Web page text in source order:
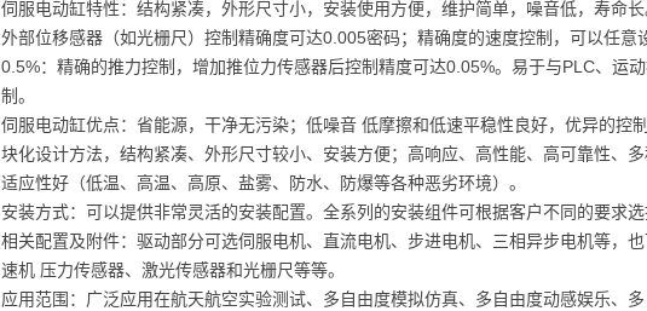
伺服电动缸特性：结构紧凑，外形尺寸小，安装使用方便，维护简单，噪音低，寿命
外部位移感器（如光栅尺）控制精确度可达0.005密码；精确度的速度控制，可以任
0.5%：精确的推力控制，增加推位力传感器后控制精度可达0.05%。易于与PLC、运
制。
伺服电动缸优点：省能源，干净无污染；低噪音 低摩擦和低速平稳性良好，优异的控
块化设计方法，结构紧凑、外形尺寸较小、安装方便；高响应、高性能、高可靠性、
适应性好（低温、高温、高原、盐雾、防水、防爆等各种恶劣环境）。
安装方式：可以提供非常灵活的安装配置。全系列的安装组件可根据客户不同的要求
相关配置及附件：驱动部分可选伺服电机、直流电机、步进电机、三相异步电机等，
速机 压力传感器、激光传感器和光栅尺等等。
应用范围：广泛应用在航天航空实验测试、多自由度模拟仿真、多自由度动感娱乐、